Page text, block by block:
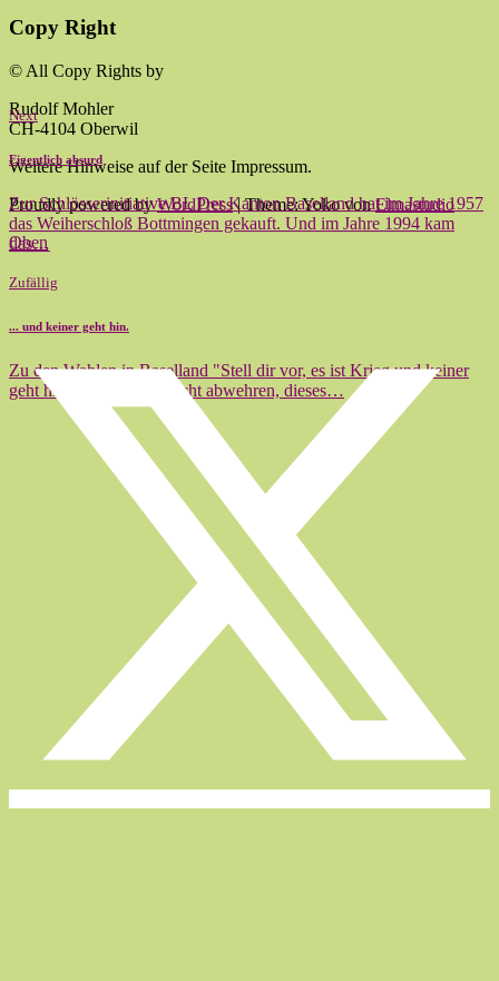
Copy Right
© All Copy Rights by
Rudolf Mohler
CH-4104 Oberwil
Weitere Hinweise auf der Seite Impressum.
Proudly powered byWordPress|Theme: Yoko vonElmastudio
Oben
Next
Eigentlich absurd
Zur Schlösserinitiative BL Der Kanton Baselland hat im Jahre 1957
das Weiherschloß Bottmingen gekauft. Und im Jahre 1994 kam
das…
Zufällig
... und keiner geht hin.
Zu den Wahlen in Baselland "Stell dir vor, es ist Krieg und keiner
geht hin." Ich kann es nicht abwehren, dieses…